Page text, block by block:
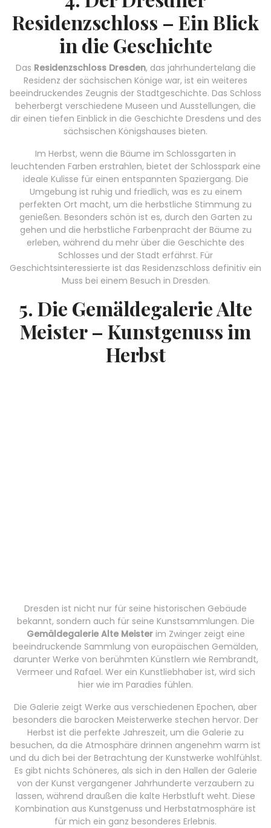
Residenzschloss – Ein Blick
in die Geschichte
Das Residenzschloss Dresden, das jahrhundertelang die
Residenz der sächsischen Könige war, ist ein weiteres
beeindruckendes Zeugnis der Stadtgeschichte. Das Schloss
beherbergt verschiedene Museen und Ausstellungen, die
dir einen tiefen Einblick in die Geschichte Dresdens und des
sächsischen Königshauses bieten.
Im Herbst, wenn die Bäume im Schlossgarten in
leuchtenden Farben erstrahlen, bietet der Schlosspark eine
ideale Kulisse für einen entspannten Spaziergang. Die
Umgebung ist ruhig und friedlich, was es zu einem
perfekten Ort macht, um die herbstliche Stimmung zu
genießen. Besonders schön ist es, durch den Garten zu
gehen und die herbstliche Farbenpracht der Bäume zu
erleben, während du mehr über die Geschichte des
Schlosses und der Stadt erfährst. Für
Geschichtsinteressierte ist das Residenzschloss definitiv ein
Muss bei einem Besuch in Dresden.
5. Die Gemäldegalerie Alte
Meister – Kunstgenuss im
Herbst
Dresden ist nicht nur für seine historischen Gebäude
bekannt, sondern auch für seine Kunstsammlungen. Die
Gemäldegalerie Alte Meisterim Zwinger zeigt eine
beeindruckende Sammlung von europäischen Gemälden,
darunter Werke von berühmten Künstlern wie Rembrandt,
Vermeer und Rafael. Wer ein Kunstliebhaber ist, wird sich
hier wie im Paradies fühlen.
Die Galerie zeigt Werke aus verschiedenen Epochen, aber
besonders die barocken Meisterwerke stechen hervor. Der
Herbst ist die perfekte Jahreszeit, um die Galerie zu
besuchen, da die Atmosphäre drinnen angenehm warm ist
und du dich bei der Betrachtung der Kunstwerke wohlfühlst.
Es gibt nichts Schöneres, als sich in den Hallen der Galerie
von der Kunst vergangener Jahrhunderte verzaubern zu
lassen, während draußen die kalte Herbstluft weht. Diese
Kombination aus Kunstgenuss und Herbstatmosphäre ist
für mich ein ganz besonderes Erlebnis.